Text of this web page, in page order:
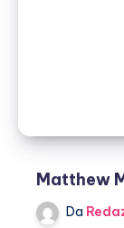
Matthew
Da